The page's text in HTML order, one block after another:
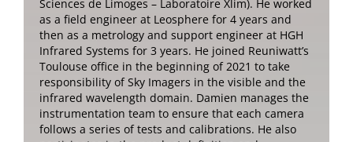
Sciences de Limoges – Laboratoire Xlim). He worked
as a field engineer at Leosphere for 4 years and
then as a metrology and support engineer at HGH
Infrared Systems for 3 years. He joined Reuniwatt’s
Toulouse office in the beginning of 2021 to take
responsibility of Sky Imagers in the visible and the
infrared wavelength domain. Damien manages the
instrumentation team to ensure that each camera
follows a series of tests and calibrations. He also